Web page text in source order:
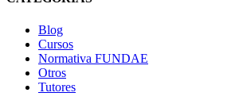
Blog
Cursos
Normativa FUNDAE
Otros
Tutores